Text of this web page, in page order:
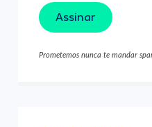
Assinar
Prometemos nunca te mandar